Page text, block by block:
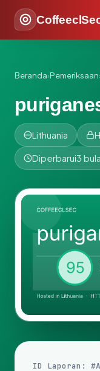
Beranda›Pemeriksaan
Lithuania
Diperbarui3
ID Laporan: